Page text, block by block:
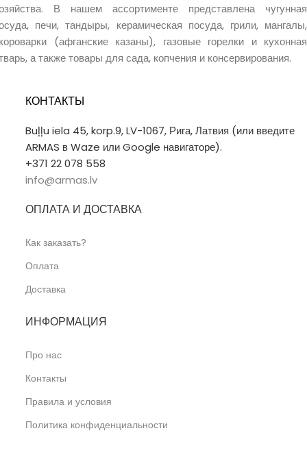
В нашем ассортименте представлена чугунная
печи, тандыры, керамическая посуда, грили, мангалы,
(афганские казаны), газовые горелки и кухонная
а также товары для сада, копчения и консервирования.
КОНТАКТЫ
Buļļu iela 45, korp.9, LV-1067, Рига, Латвия (или введите
ARMAS в Waze или Google навигаторе).
+371 22 078 558
info@armas.lv
ОПЛАТА И ДОСТАВКА
Как заказать?
Оплата
Доставка
ИНФОРМАЦИЯ
Про нас
Контакты
Правила и условия
Политика конфиденциальности